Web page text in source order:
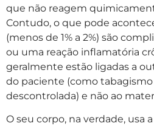
que não reagem
Contudo, o que pode
(menos de 1% a 2%) são
ou uma reação inflamatória
geralmente estão ligadas a
do paciente (como
descontrolada) e não ao
O seu corpo, na verdade, usa